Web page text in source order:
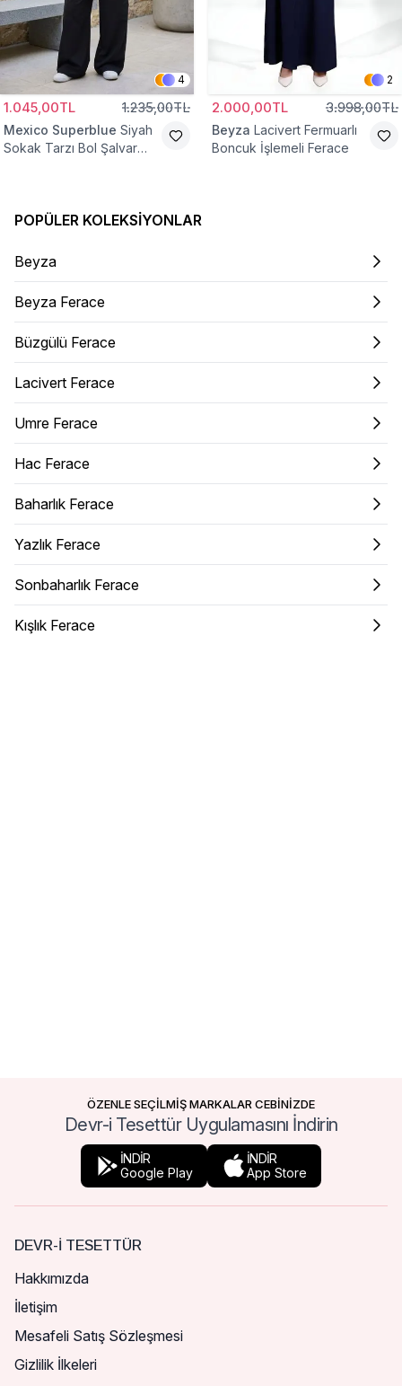
4
1.045,00TL 1.235,00TL
Mexico Superblue Siyah
Sokak Tarzı Bol Şalvar
2
2.000,00TL 3.998,00TL
Beyza Lacivert Fermuarlı
Boncuk İşlemeli Ferace
POPÜLER KOLEKSIYONLAR
Beyza
Beyza Ferace
Büzgülü Ferace
Lacivert Ferace
Umre Ferace
Hac Ferace
Baharlık Ferace
Yazlık Ferace
Sonbaharlık Ferace
Kışlık Ferace
ÖZENLE SEÇİLMİŞ MARKALAR CEBİNİZDE
Devr-i Tesettür Uygulamasını İndirin
İNDİR
Google Play
İNDİR
App Store
DEVR-I TESETTÜR
Hakkımızda
İletişim
Mesafeli Satış Sözleşmesi
Gizlilik İlkeleri